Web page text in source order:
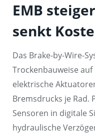
EMB
senkt
Das Brake-by-Wire-
Trockenbauweise
elektrische
Bremsdrucks je Rad.
Sensoren in digitale
hydraulische